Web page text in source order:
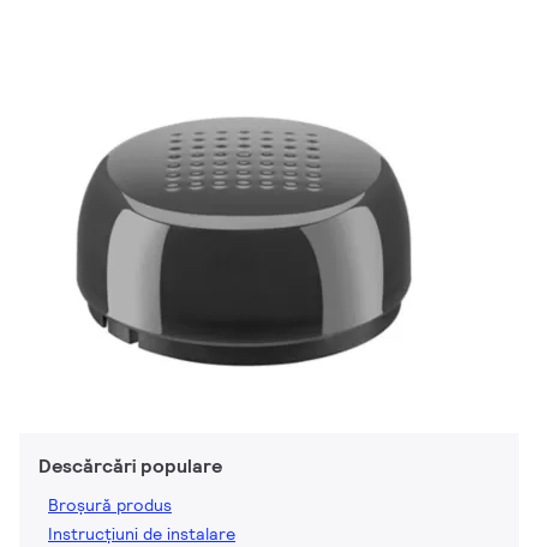
Descărcări populare
Broșură produs
Instrucțiuni de instalare